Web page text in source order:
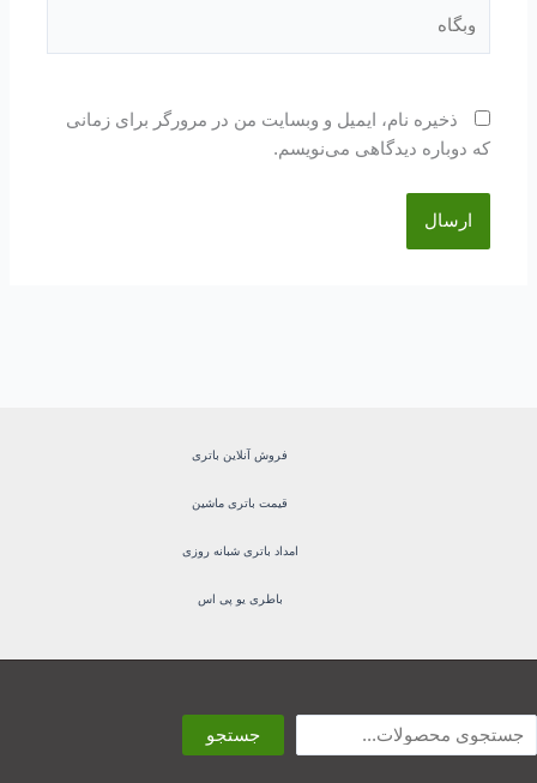
ذخیره نام، ایمیل و وبسایت من در مرورگر برای زمانی
که دوباره دیدگاهی می‌نویسم.
فروش آنلاین باتری
قیمت باتری ماشین
امداد باتری شبانه روزی
باطری یو پی اس
جستجو